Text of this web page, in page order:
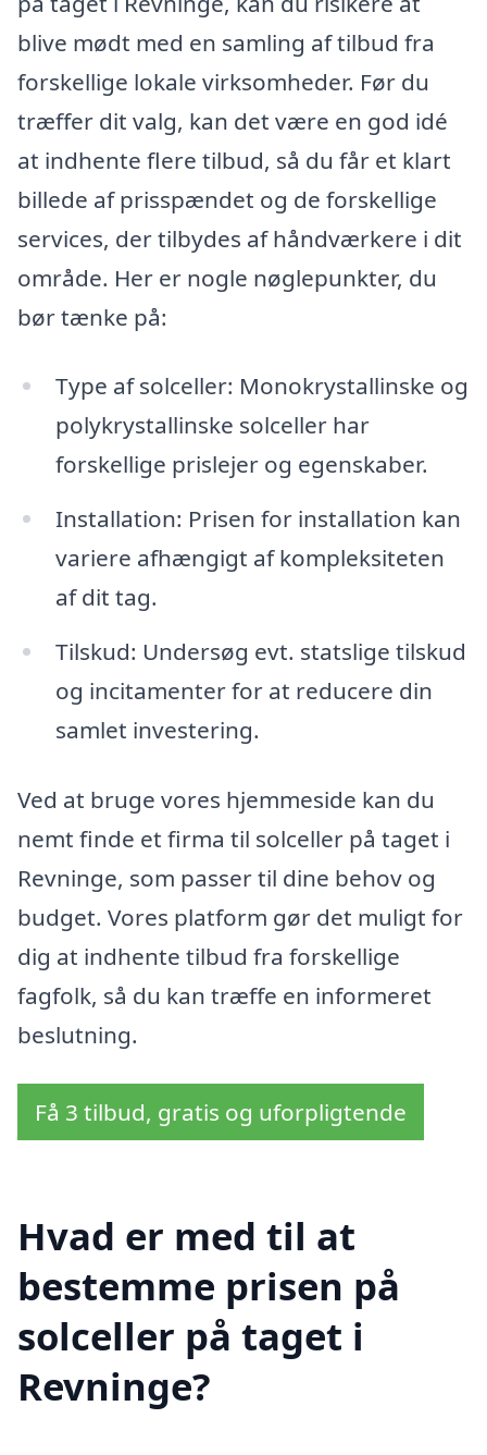
blive mødt med en samling af tilbud fra
forskellige lokale virksomheder. Før du
træffer dit valg, kan det være en god idé
at indhente flere tilbud, så du får et klart
billede af prisspændet og de forskellige
services, der tilbydes af håndværkere i dit
område. Her er nogle nøglepunkter, du
bør tænke på:
Type af solceller: Monokrystallinske og
polykrystallinske solceller har
forskellige prislejer og egenskaber.
Installation: Prisen for installation kan
variere afhængigt af kompleksiteten
af dit tag.
Tilskud: Undersøg evt. statslige tilskud
og incitamenter for at reducere din
samlet investering.
Ved at bruge vores hjemmeside kan du
nemt finde et firma til solceller på taget i
Revninge, som passer til dine behov og
budget. Vores platform gør det muligt for
dig at indhente tilbud fra forskellige
fagfolk, så du kan træffe en informeret
beslutning.
Få 3 tilbud, gratis og uforpligtende
Hvad er med til at
bestemme prisen på
solceller på taget i
Revninge?